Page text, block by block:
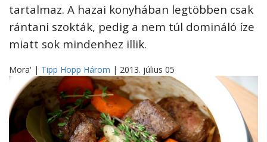
tartalmaz. A hazai konyhában legtöbben csak
rántani szokták, pedig a nem túl domináló íze
miatt sok mindenhez illik.
Mora' | Tipp Hopp Három | 2013. július 05